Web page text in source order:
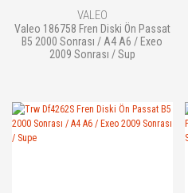
VALEO
Valeo 186758 Fren Diski Ön Passat
B5 2000 Sonrası / A4 A6 / Exeo
2009 Sonrası / Sup